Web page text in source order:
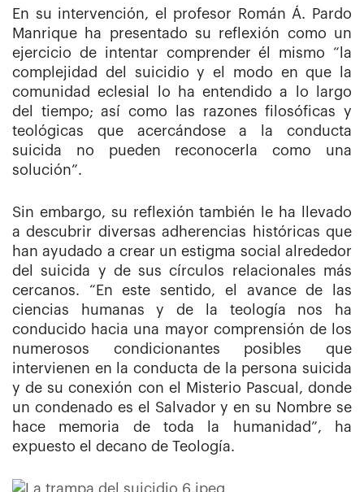
En su intervención, el profesor Román Á. Pardo
Manrique ha presentado su reflexión como un
ejercicio de intentar comprender él mismo “la
complejidad del suicidio y el modo en que la
comunidad eclesial lo ha entendido a lo largo
del tiempo; así como las razones filosóficas y
teológicas que acercándose a la conducta
suicida no pueden reconocerla como una
solución”.
Sin embargo, su reflexión también le ha llevado
a descubrir diversas adherencias históricas que
han ayudado a crear un estigma social alrededor
del suicida y de sus círculos relacionales más
cercanos. “En este sentido, el avance de las
ciencias humanas y de la teología nos ha
conducido hacia una mayor comprensión de los
numerosos condicionantes posibles que
intervienen en la conducta de la persona suicida
y de su conexión con el Misterio Pascual, donde
un condenado es el Salvador y en su Nombre se
hace memoria de toda la humanidad”, ha
expuesto el decano de Teología.